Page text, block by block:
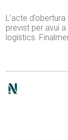
L’acte
previst per avui
logístics.